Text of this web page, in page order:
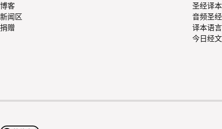
博客
新闻区
捐赠
圣经译本
音频圣经
译本语言
今日经文